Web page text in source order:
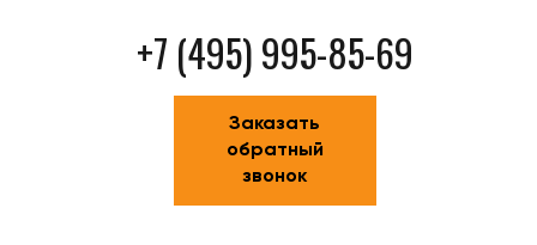
+7 (495) 995-85-69
Заказать
обратный
звонок